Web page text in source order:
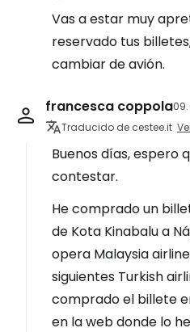
Vas a estar muy
reservado tus
cambiar de avión.
francesca coppola09.
Traducido de cestee.it
Buenos días, espero
contestar.
He comprado un
de Kota Kinabalu a
opera Malaysia
siguientes Turkish
comprado el billete
en la web donde lo